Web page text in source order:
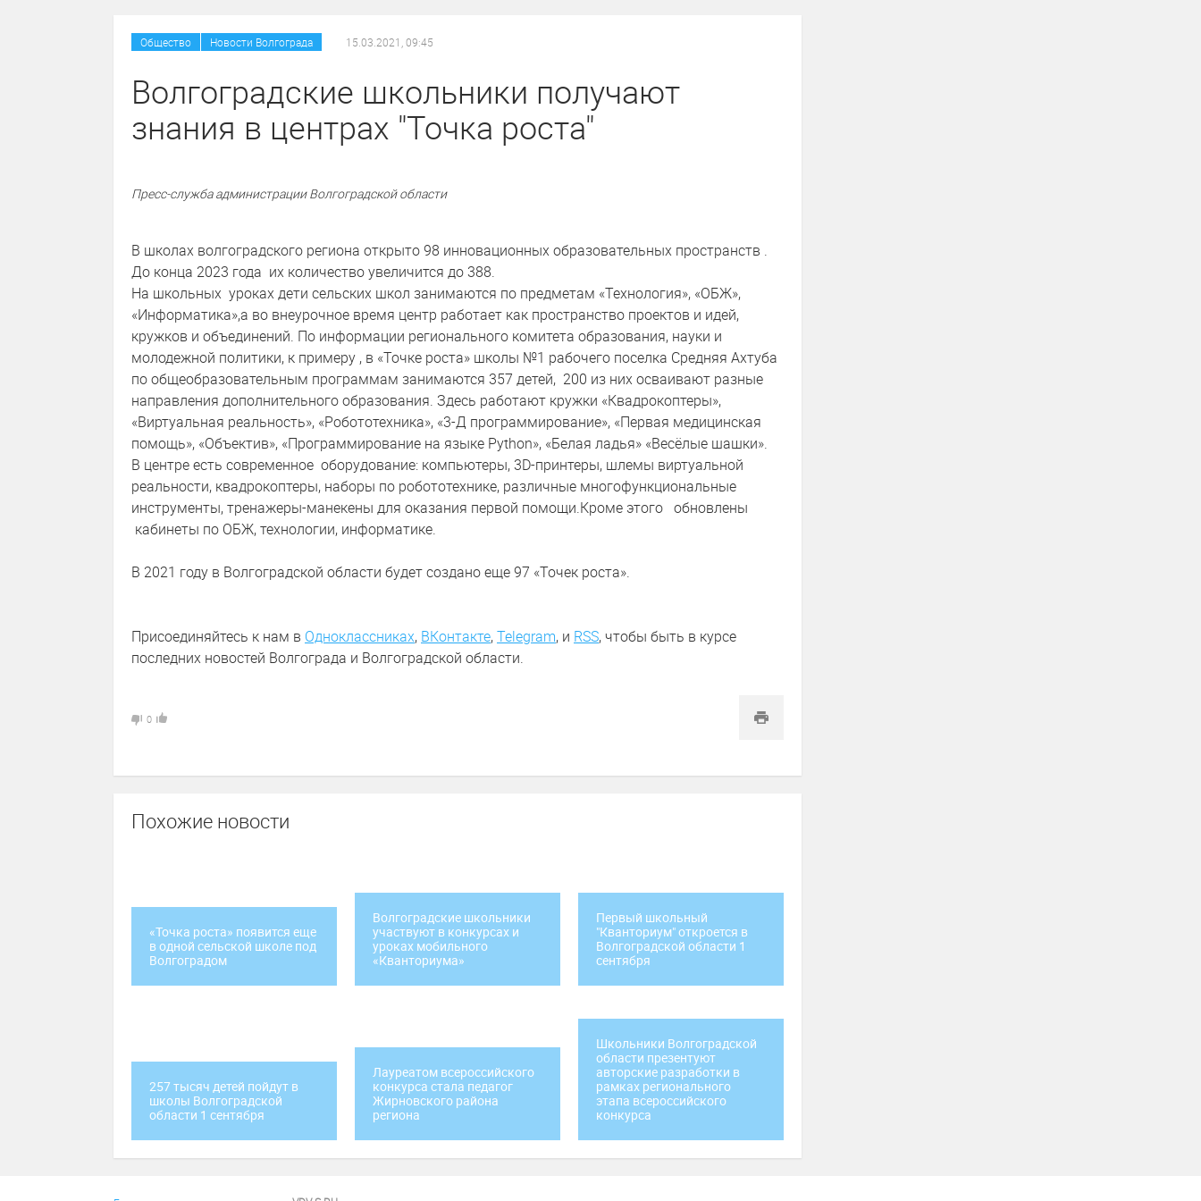
Общество Новости Волгограда 15.03.2021, 09:45
Волгоградские школьники получают
знания в центрах "Точка роста"
Пресс-служба администрации Волгоградской области
В школах волгоградского региона открыто 98 инновационных образовательных пространств .
До конца 2023 года их количество увеличится до 388.
На школьных уроках дети сельских школ занимаются по предметам «Технология», «ОБЖ»,
«Информатика»,а во внеурочное время центр работает как пространство проектов и идей,
кружков и объединений. По информации регионального комитета образования, науки и
молодежной политики, к примеру , в «Точке роста» школы №1 рабочего поселка Средняя Ахтуба
по общеобразовательным программам занимаются 357 детей, 200 из них осваивают разные
направления дополнительного образования. Здесь работают кружки «Квадрокоптеры»,
«Виртуальная реальность», «Робототехника», «3-Д программирование», «Первая медицинская
помощь», «Объектив», «Программирование на языке Python», «Белая ладья» «Весёлые шашки».
В центре есть современное оборудование: компьютеры, 3D-принтеры, шлемы виртуальной
реальности, квадрокоптеры, наборы по робототехнике, различные многофункциональные
инструменты, тренажеры-манекены для оказания первой помощи.Кроме этого обновлены
кабинеты по ОБЖ, технологии, информатике.
В 2021 году в Волгоградской области будет создано еще 97 «Точек роста».
Присоединяйтесь к нам в Одноклассниках, ВКонтакте,Telegram, и RSS, чтобы быть в курсе
последних новостей Волгограда и Волгоградской области.
0
Похожие новости
«Точка роста» появится еще
в одной сельской школе под
Волгоградом
Волгоградские школьники
участвуют в конкурсах и
уроках мобильного
«Кванториума»
Первый школьный
"Кванториум" откроется в
Волгоградской области 1
сентября
257 тысяч детей пойдут в
школы Волгоградской
области 1 сентября
Лауреатом всероссийского
конкурса стала педагог
Жирновского района
региона
Школьники Волгоградской
области презентуют
авторские разработки в
рамках регионального
этапа всероссийского
конкурса